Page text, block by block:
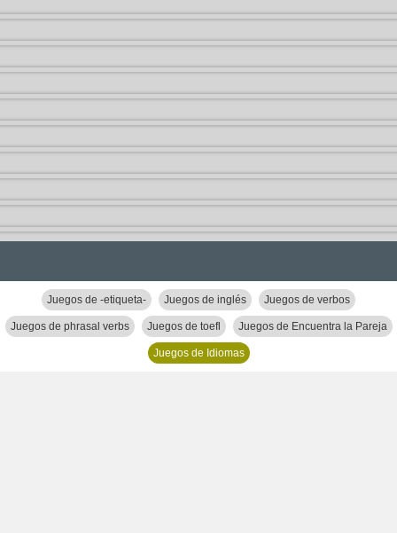
Juegos de -etiqueta- Juegos de inglés Juegos de verbos
Juegos de phrasal verbs Juegos de toefl Juegos de Encuentra la Pareja
Juegos de Idiomas